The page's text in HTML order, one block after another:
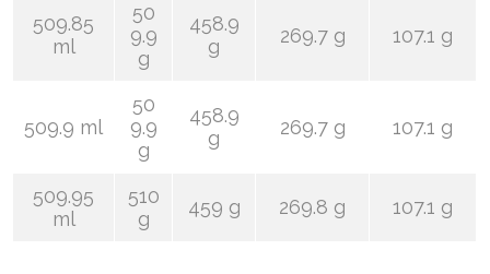
509.85
ml
50
9.9
g
458.9
g
269.7 g 107.1 g
509.9 ml
50
9.9
g
458.9
g
269.7 g 107.1 g
509.95
ml
510
g
459 g 269.8 g 107.1 g